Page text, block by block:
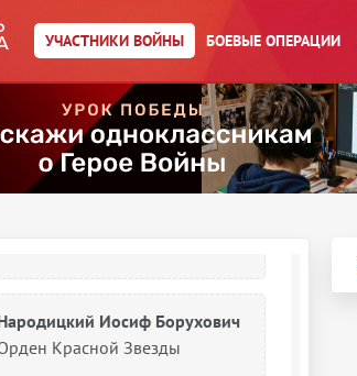
УЧАСТНИКИ ВОЙНЫ БОЕВЫЕ ОПЕРАЦИИ
о награждении
Народицкий Иосиф Борухович
награждений
Иосиф Борухович
Красной Звезды